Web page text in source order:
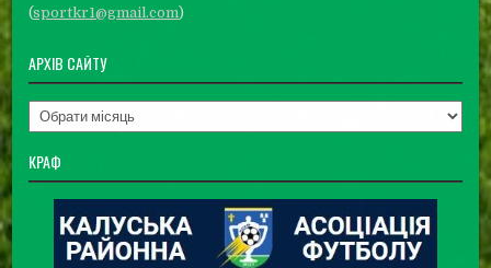
(sportkr1@gmail.com)
АРХІВ САЙТУ
Архів
сайту
КРАФ